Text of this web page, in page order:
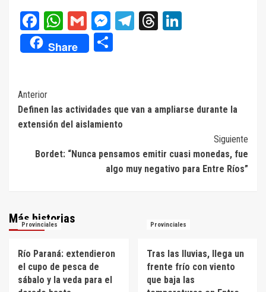
Facebook
WhatsApp
GmailMessenger
Telegram
Threads
Share
Navegación
de
Anterior
Definen las actividades que van a ampliarse durante la
extensión del aislamiento
Siguiente
Bordet: “Nunca pensamos emitir cuasi monedas, fue
algo muy negativo para Entre Ríos”
Más historias
Provinciales
Río Paraná: extendieron
el cupo de pesca de
sábalo y la veda para el
Provinciales
Tras las lluvias, llega un
frente frío con viento
que baja las